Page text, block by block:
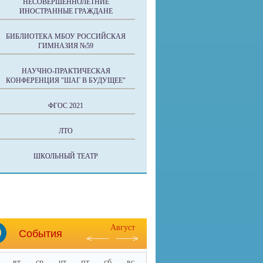
НЕСОВЕРШЕННОЛЕТНИЕ
ИНОСТРАННЫЕ ГРАЖДАНЕ
БИБЛИОТЕКА МБОУ РОССИЙСКАЯ
ГИМНАЗИЯ №59
НАУЧНО-ПРАКТИЧЕСКАЯ
КОНФЕРЕНЦИЯ "ШАГ В БУДУЩЕЕ"
ФГОС 2021
ЛТО
ШКОЛЬНЫЙ ТЕАТР
События
Август